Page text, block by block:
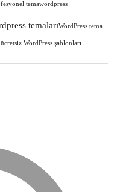
temawordpress
temalarıWordPress tema
ücretsiz WordPress şablonları